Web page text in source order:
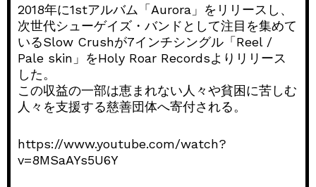
2018年に1stアルバム「Aurora」をリリースし、
次世代シューゲイズ・バンドとして注目を集めて
いるSlow Crushが7インチシングル「Reel /
Pale skin」をHoly Roar Recordsよりリリース
した。
この収益の一部は恵まれない人々や貧困に苦しむ
人々を支援する慈善団体へ寄付される。
https://www.youtube.com/watch?
v=8MSaAYs5U6Y